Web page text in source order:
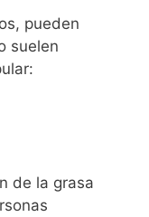
pueden
suelen
de la grasa